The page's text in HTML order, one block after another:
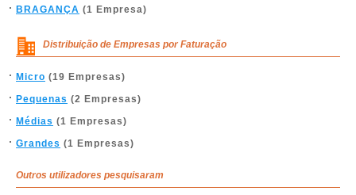
BRAGANÇA (1 Empresa)
Distribuição de Empresas por Faturação
Micro (19 Empresas)
Pequenas (2 Empresas)
Médias (1 Empresas)
Grandes (1 Empresas)
Outros utilizadores pesquisaram